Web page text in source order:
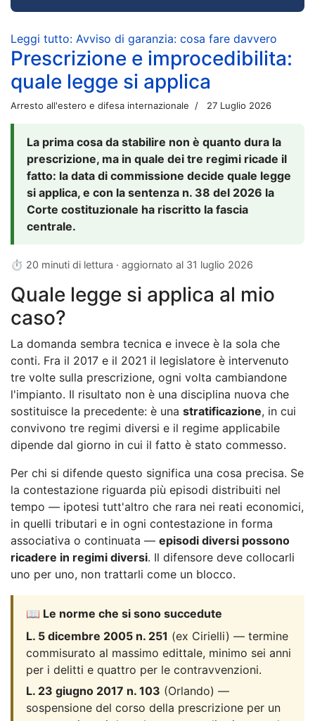
Leggi tutto: Avviso di garanzia: cosa fare davvero
Prescrizione e improcedibilita:
quale legge si applica
Arresto all'estero e difesa internazionale 27 Luglio 2026
La prima cosa da stabilire non è quanto dura la
prescrizione, ma in quale dei tre regimi ricade il
fatto: la data di commissione decide quale legge
si applica, e con la sentenza n. 38 del 2026 la
Corte costituzionale ha riscritto la fascia
centrale.
⏱ 20 minuti di lettura · aggiornato al 31 luglio 2026
Quale legge si applica al mio
caso?
La domanda sembra tecnica e invece è la sola che
conti. Fra il 2017 e il 2021 il legislatore è intervenuto
tre volte sulla prescrizione, ogni volta cambiandone
l'impianto. Il risultato non è una disciplina nuova che
sostituisce la precedente: è una stratificazione, in cui
convivono tre regimi diversi e il regime applicabile
dipende dal giorno in cui il fatto è stato commesso.
Per chi si difende questo significa una cosa precisa. Se
la contestazione riguarda più episodi distribuiti nel
tempo — ipotesi tutt'altro che rara nei reati economici,
in quelli tributari e in ogni contestazione in forma
associativa o continuata — episodi diversi possono
ricadere in regimi diversi. Il difensore deve collocarli
uno per uno, non trattarli come un blocco.
📖 Le norme che si sono succedute
L. 5 dicembre 2005 n. 251 (ex Cirielli) — termine
commisurato al massimo edittale, minimo sei anni
per i delitti e quattro per le contravvenzioni.
L. 23 giugno 2017 n. 103 (Orlando) —
sospensione del corso della prescrizione per un